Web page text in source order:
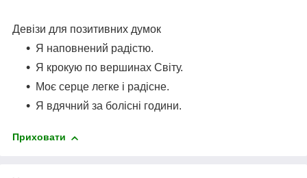
Девізи для позитивних думок
Я наповнений радістю.
Я крокую по вершинах Світу.
Моє серце легке і радісне.
Я вдячний за болісні години.
Приховати